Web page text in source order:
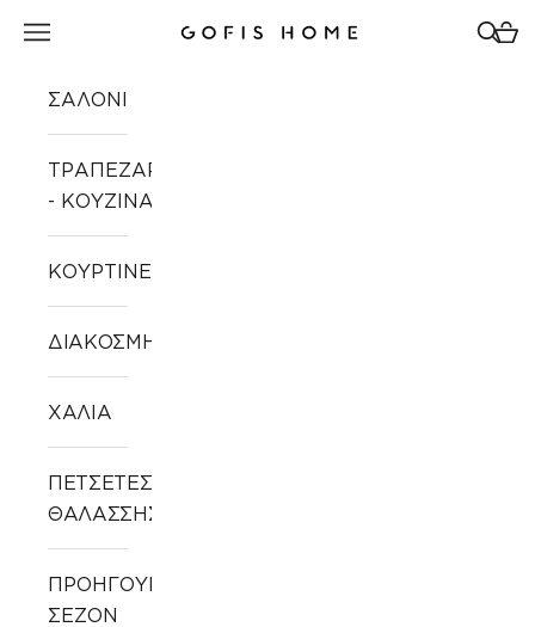
Gofis Home
Άνοιγμα μενού πλοήγησης
ΣΑΛΟΝΙ
ΤΡΑΠΕΖΑΡΙΑ
- ΚΟΥΖΙΝΑ
ΚΟΥΡΤΙΝΕΣ
ΔΙΑΚΟΣΜΗΣΗ
ΧΑΛΙΑ
ΠΕΤΣΕΤΕΣ
ΘΑΛΑΣΣΗΣ
ΠΡΟΗΓΟΥΜΕΝΩΝ
ΣΕΖΟΝ